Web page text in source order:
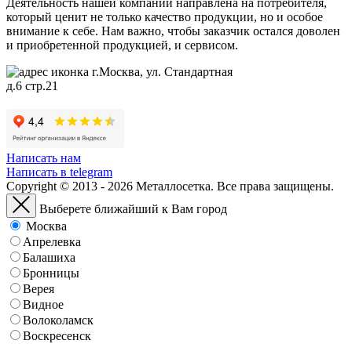
Деятельность нашей компании направлена на потребителя,
который ценит не только качество продукции, но и особое
внимание к себе. Нам важно, чтобы заказчик остался доволен
и приобретенной продукцией, и сервисом.
г.Москва, ул. Стандартная
д.6 стр.21
Написать нам
Написать в telegram
Copyright © 2013 - 2026 Металлосетка. Все права защищены.
Выберете ближайший к Вам город
Москва
Апрелевка
Балашиха
Бронницы
Верея
Видное
Волоколамск
Воскресенск